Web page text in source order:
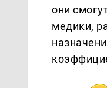
они
медики,